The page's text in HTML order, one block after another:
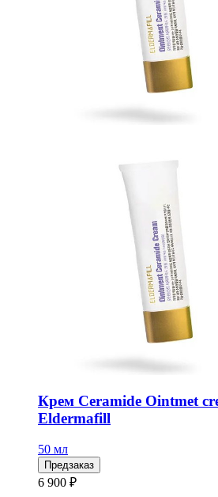
Крем Ceramide Ointmet
Eldermafill
50 мл
Предзаказ
6 900 ₽